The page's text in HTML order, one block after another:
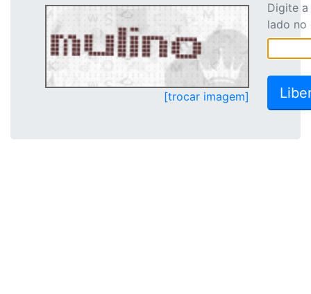
[trocar imagem]
Digite
lado no